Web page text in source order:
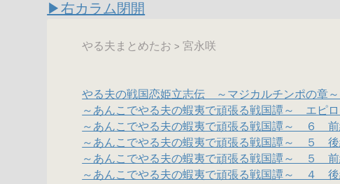
▶右カラム閉開
やる夫まとめたお > 宮永咲
やる夫の戦国恋姫立志伝 ～マジカルチンポの章
～あんこでやる夫の蝦夷で頑張る戦国譚～ エピ
～あんこでやる夫の蝦夷で頑張る戦国譚～ ６ 前
～あんこでやる夫の蝦夷で頑張る戦国譚～ ５ 後
～あんこでやる夫の蝦夷で頑張る戦国譚～ ５ 前
～あんこでやる夫の蝦夷で頑張る戦国譚～ ４ 後